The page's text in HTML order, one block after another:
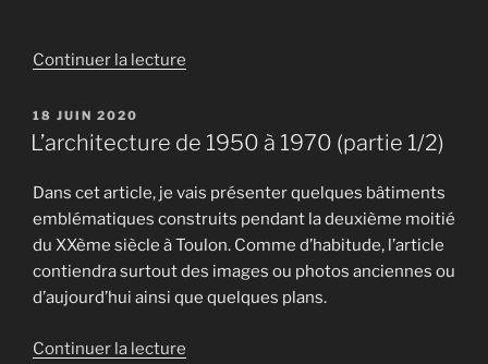
Continuer la lecture
culturelles
l’été
2021 »
PUBLIÉ
LE
18 JUIN 2020
L’architecture de 1950 à 1970 (partie 1/2)
Dans cet article, je vais présenter quelques bâtiments
emblématiques construits pendant la deuxième moitié
du XXème siècle à Toulon. Comme d’habitude, l’article
contiendra surtout des images ou photos anciennes ou
d’aujourd’hui ainsi que quelques plans.
Continuer la lecture